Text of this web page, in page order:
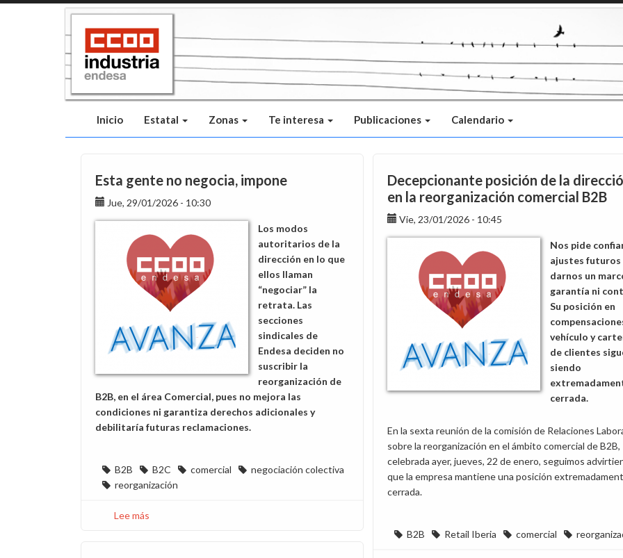
Inicio Estatal Zonas Te interesa Publicaciones Calendario
Esta gente no negocia, impone
Jue, 29/01/2026 - 10:30
Los modos
autoritarios de la
dirección en lo que
ellos llaman
“negociar” la
retrata. Las
secciones
sindicales de
Endesa deciden no
suscribir la
reorganización de
B2B, en el área Comercial, pues no mejora las
condiciones ni garantiza derechos adicionales y
debilitaría futuras reclamaciones.
B2B B2C comercial
negociación colectiva
reorganización
Lee más
Decepcionante posición de la
en la reorganización comercial B2B
Vie, 23/01/2026 - 10:45
Nos pide
ajustes futuros
darnos un
garantía ni
Su posición en
vehículo y
de clientes
siendo
cerrada.
En la sexta reunión de la comisión de Relaciones
sobre la reorganización en el ámbito comercial de B2B,
celebrada ayer, jueves, 22 de enero, seguimos
que la empresa mantiene una posición
cerrada.
B2B Retail Iberia comercial